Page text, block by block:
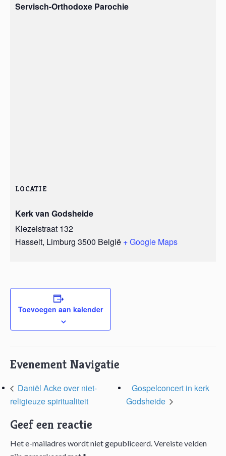
Servisch-Orthodoxe Parochie
LOCATIE
Kerk van Godsheide
Kiezelstraat 132
Hasselt, Limburg 3500 België + Google Maps
Toevoegen aan kalender
Evenement Navigatie
Daniël Acke over niet-
religieuze spiritualiteit
Gospelconcert in kerk
Godsheide
Lees
Geef een reactie
Het e-mailadres wordt niet gepubliceerd. Vereiste velden